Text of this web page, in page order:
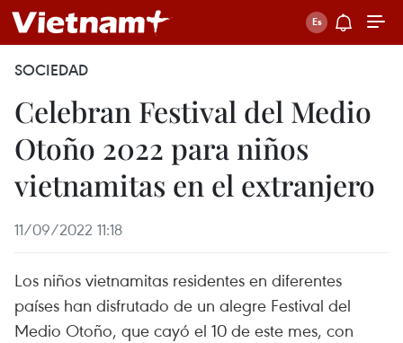
SOCIEDAD
Celebran Festival del Medio
Otoño 2022 para niños
vietnamitas en el extranjero
11/09/2022 11:18
Los niños vietnamitas residentes en diferentes
países han disfrutado de un alegre Festival del
Medio Otoño, que cayó el 10 de este mes, con